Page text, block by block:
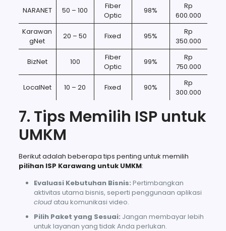
NARANET 50 – 100
Fiber
Optic
98%
Rp
600.000
Karawan
gNet
20 – 50 Fixed 95%
Rp
350.000
BizNet 100
Fiber
Optic
99%
Rp
750.000
LocalNet 10 – 20 Fixed 90%
Rp
300.000
7. Tips Memilih ISP untuk
UMKM
Berikut adalah beberapa tips penting untuk memilih
pilihan ISP Karawang untuk UMKM:
Evaluasi Kebutuhan Bisnis: Pertimbangkan
aktivitas utama bisnis, seperti penggunaan aplikasi
cloudatau komunikasi video.
Pilih Paket yang Sesuai: Jangan membayar lebih
untuk layanan yang tidak Anda perlukan.